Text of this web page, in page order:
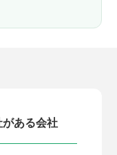
ある会社